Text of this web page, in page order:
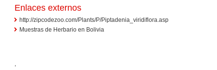
Enlaces externos
http://zipcodezoo.com/Plants/P/Piptadenia_viridiflora.asp
Muestras de Herbario en Bolivia
,